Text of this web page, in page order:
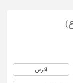
آدرس